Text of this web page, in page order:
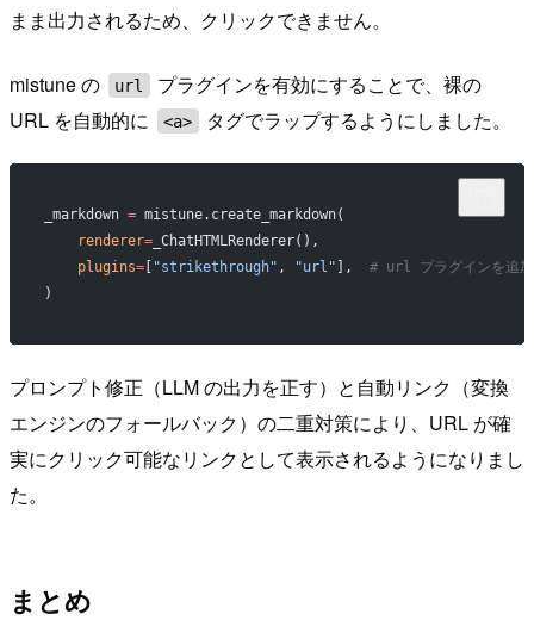
まま出力されるため、クリックできません。
mistune の url
プラグインを有効にすることで、裸の
URL を自動的に
<a> タグでラップするようにしました。
_markdown = mistune.create_markdown(
    renderer
=_ChatHTMLRenderer(),
    plugins
=[ "strikethrough" , "url" ], # url プラグインを追加
)
プロンプト修正（LLM の出力を正す）と自動リンク（変換
エンジンのフォールバック）の二重対策により、URL が確
実にクリック可能なリンクとして表示されるようになりまし
た。
まとめ